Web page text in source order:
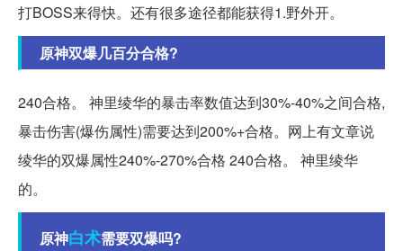
打BOSS来得快。还有很多途径都能获得1.野外开。
原神双爆几百分合格?
240合格。 神里绫华的暴击率数值达到30%-40%之间合格,
暴击伤害(爆伤属性)需要达到200%+合格。网上有文章说
绫华的双爆属性240%-270%合格 240合格。 神里绫华
的。
原神白术需要双爆吗?